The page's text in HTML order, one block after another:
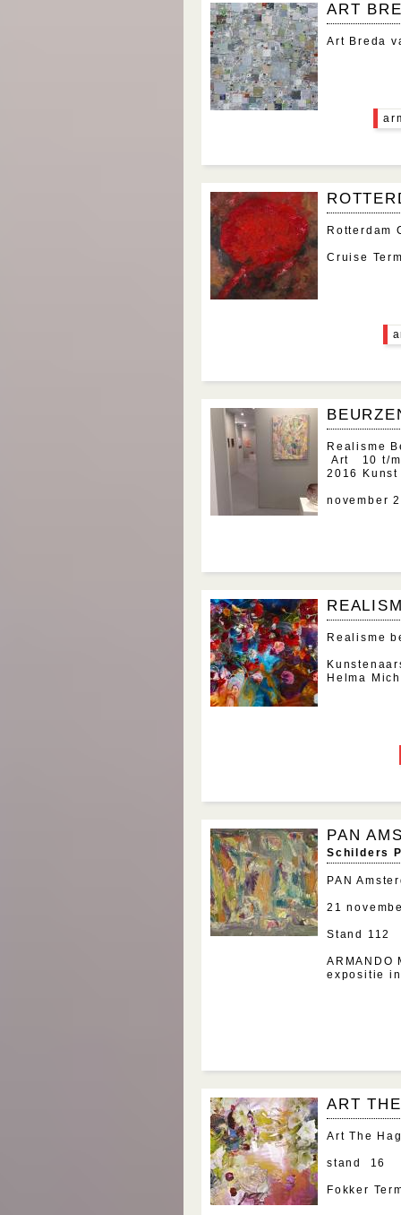
ART
Art Breda
Rotterdam
Cruise
Art 10
2016
november
Realisme
Helma
PAN
Schilders
PAN
21
Stand 112
ARMANDO
expositie
ART
Art The
stand 16
Fokker